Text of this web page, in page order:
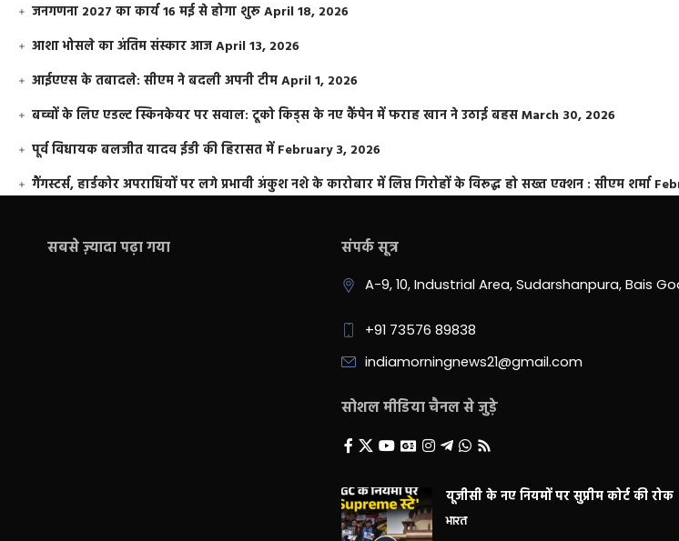
जनगणना 2027 का कार्य 16 मई से होगा शुरूApril 18, 2026
आशा भोसले का अंतिम संस्कार आजApril 13, 2026
आईएएस के तबादले: सीएम ने बदली अपनी टीमApril 1, 2026
बच्चों के लिए एडल्ट स्किनकेयर पर सवाल: टूको किड्स के नए कैंपेन में फराह खान ने उठाई बहसMarch 30, 2026
पूर्व विधायक बलजीत यादव ईडी की हिरासत में February 3, 2026
गैंगस्टर्स, हार्डकोर अपराधियों पर लगे प्रभावी अंकुश नशे के कारोबार में लिप्त गिरोहों के विरूद्ध हो सख्त एक्शन : सीएम शर्मा
सबसे ज़्यादा पढ़ा गया संपर्क सूत्र
A-9, 10, Industrial Area, Sudarshanpura, Bais
+91 73576 89838
indiamorningnews21@gmail.com
सोशल मीडिया चैनल से जुड़े
यूजीसी के नए नियमों पर सुप्रीम कोर्ट की रोक
भारत